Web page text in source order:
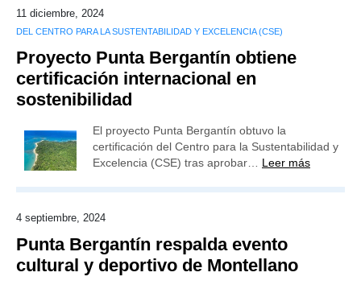
11 diciembre, 2024
DEL CENTRO PARA LA SUSTENTABILIDAD Y EXCELENCIA (CSE)
Proyecto Punta Bergantín obtiene
certificación internacional en
sostenibilidad
El proyecto Punta Bergantín obtuvo la
certificación del Centro para la Sustentabilidad y
Excelencia (CSE) tras aprobar… Leer más
4 septiembre, 2024
Punta Bergantín respalda evento
cultural y deportivo de Montellano